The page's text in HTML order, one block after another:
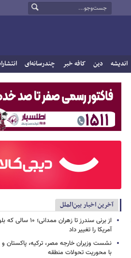
اندیشه دین کافه خبر چندرسانه‌ای
آخرین اخبار بین‌الملل
از برنی سندرز تا زهران
آمریکا را تغییر داد
نشست وزیران خارجه مصر، ترکیه، پاکستان
با محوریت تحولات منطقه